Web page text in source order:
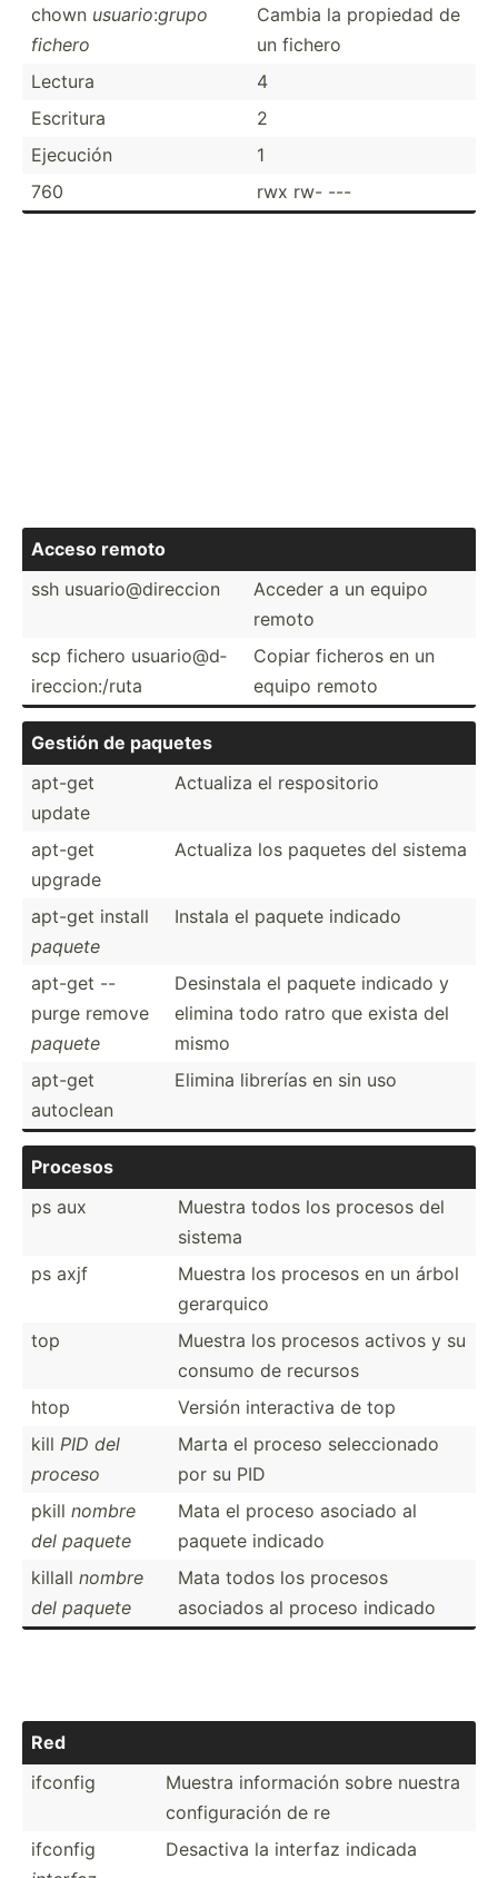
chown usuario:grupo
fichero
Cambia la propiedad de
un fichero
Lectura
4
Escritura
2
Ejecución
1
760
rwx rw- ---
Acceso remoto
ssh usuari­o@d­ire­ccion
Acceder a un equipo
remoto
scp fichero usuari­o@d­
ire­cci­on:­/ruta
Copiar ficheros en un
equipo remoto
Gestión de paquetes
apt-get
update
Actualiza el respos­itorio
apt-get
upgrade
Actualiza los paquetes del sistema
apt-get install
paquete
Instala el paquete indicado
apt-get --
purge remove
paquete
Desinstala el paquete indicado y
elimina todo ratro que exista del
mismo
apt-get
autoclean
Elimina librerías en sin uso
Procesos
ps aux
Muestra todos los procesos del
sistema
ps axjf
Muestra los procesos en un árbol
gerarquico
top
Muestra los procesos activos y su
consumo de recursos
htop
Versión intera­ctiva de top
kill PID del
proceso
Marta el proceso selecc­ionado
por su PID
pkill nombre
del paquete
Mata el proceso asociado al
paquete indicado
killall nombre
del paquete
Mata todos los procesos
asociados al proceso indicado
Red
ifconfig
Muestra inform­ación sobre nuestra
config­uración de re
ifconfig
Desactiva la interfaz indicada